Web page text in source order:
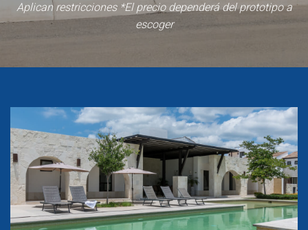
Aplican restricciones *El precio dependerá del prototipo a
escoger